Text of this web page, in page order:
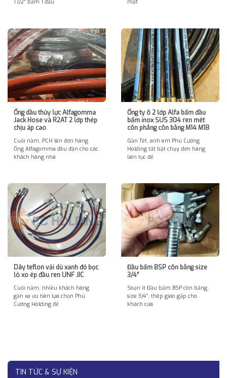
TIN TỨC & SỰ KIỆN
1.1/2″ bấm 1 đầu mặt
Ống dầu thủy lực Alfagomma
Jack Hose và R2AT 2 lớp thép
chịu áp cao
Cuối năm, PCH lên đơn hàng
Ống Alfagomma đều đặn cho các
khách hàng nhà
Ống ty ô 2 lớp Alfa bấm đầu
bấm inox SUS 304 ren mét
côn phẳng côn bằng M14 M18
Gần Tết, anh em Phú Cường
Holding tất bật chạy đơn hàng
liên tục để
Dây teflon vải dù xanh đỏ bọc
lò xo ép đầu ren UNF JIC
Cuối năm, nhiều khách hàng
gần xa ưu tiên lựa chọn Phú
Cường Holding để
Đầu bấm BSP côn bằng size
3/4″
Soạn ít Đầu bấm BSP côn bằng,
size 3/4″, thép giao gấp cho
khách cửa